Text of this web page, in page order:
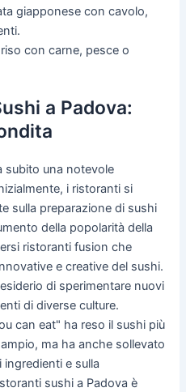
giapponese con cavolo,
con carne, pesce o
a Padova:
subito una notevole
i ristoranti si
sulla preparazione di sushi
della popolarità della
ristoranti fusion che
e creative del sushi.
di sperimentare nuovi
di diverse culture.
can eat" ha reso il sushi più
ma ha anche sollevato
ingredienti e sulla
sushi a Padova è